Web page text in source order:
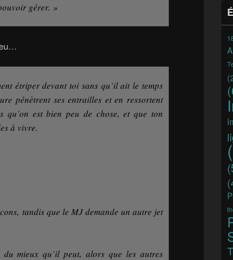
gérer. »
étriper devant toi sans qu’il ait le temps
pénètrent ses entrailles et en ressortent
qu’on est bien peu de chose, et que ton
à vivre.
tandis que le MJ demande un autre jet
mieux qu’il peut, alors que les autres